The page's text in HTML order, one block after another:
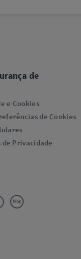
de
e Cookies
de Cookies
Privacidade